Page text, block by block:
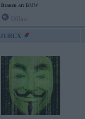
Braucu ar: BMW
JURCX